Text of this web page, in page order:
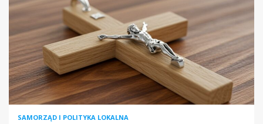
SAMORZĄD I POLITYKA LOKALNA